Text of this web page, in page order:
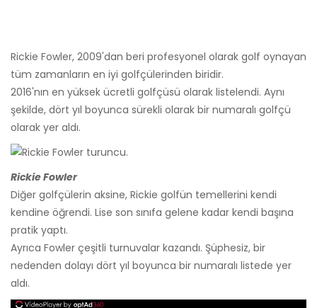
Rickie Fowler, 2009'dan beri profesyonel olarak golf oynayan
tüm zamanların en iyi golfçülerinden biridir.
2016'nın en yüksek ücretli golfçüsü olarak listelendi. Aynı
şekilde, dört yıl boyunca sürekli olarak bir numaralı golfçü
olarak yer aldı.
Rickie Fowler
Diğer golfçülerin aksine, Rickie golfün temellerini kendi
kendine öğrendi. Lise son sınıfa gelene kadar kendi başına
pratik yaptı.
Ayrıca Fowler çeşitli turnuvalar kazandı. Şüphesiz, bir
nedenden dolayı dört yıl boyunca bir numaralı listede yer
aldı.